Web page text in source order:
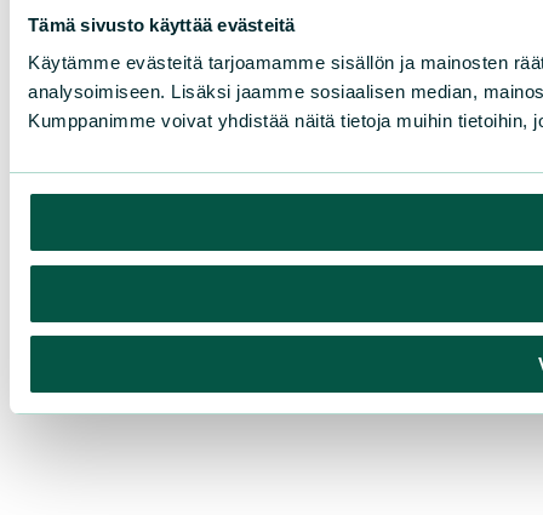
Tämä sivusto käyttää evästeitä
Käytämme evästeitä tarjoamamme sisällön ja mainosten
analysoimiseen. Lisäksi jaamme sosiaalisen median,
Kumppanimme voivat yhdistää näitä tietoja muihin tietoihin,